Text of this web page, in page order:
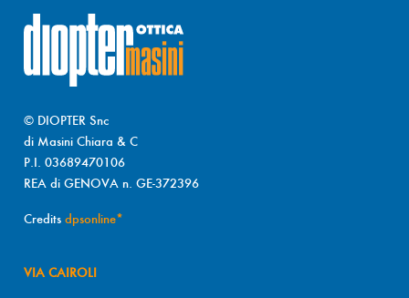
© DIOPTER Snc
di Masini Chiara & C
P.I. 03689470106
REA di GENOVA n. GE-372396
Credits dpsonline*
VIA CAIROLI